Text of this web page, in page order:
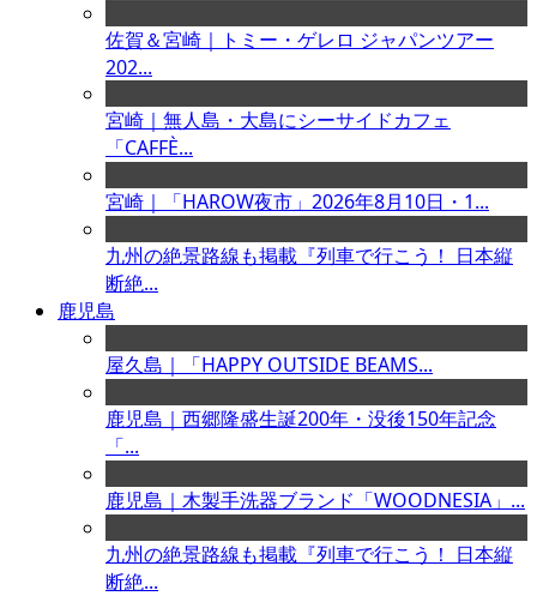
佐賀＆宮崎｜トミー・ゲレロ ジャパンツアー
202...
宮崎｜無人島・大島にシーサイドカフェ
「CAFFÈ...
宮崎｜「HAROW夜市」2026年8月10日・1...
九州の絶景路線も掲載『列車で行こう！ 日本縦
断絶...
鹿児島
屋久島｜「HAPPY OUTSIDE BEAMS...
鹿児島｜西郷隆盛生誕200年・没後150年記念
「...
鹿児島｜木製手洗器ブランド「WOODNESIA」...
九州の絶景路線も掲載『列車で行こう！ 日本縦
断絶...